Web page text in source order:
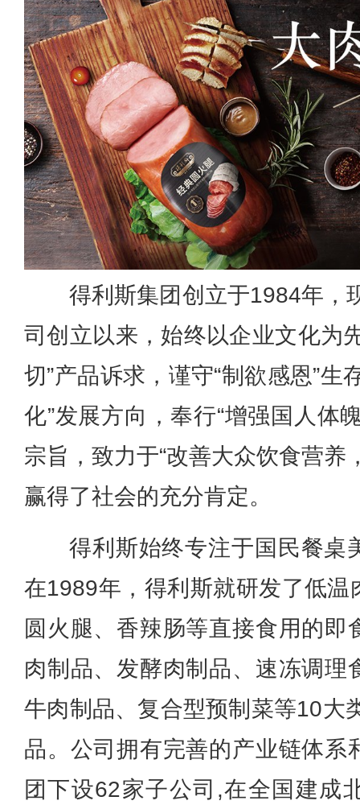
得利斯集团创立于1984年，
司创立以来，始终以企业文化为
切”产品诉求，谨守“制欲感恩”生
化”发展方向，奉行“增强国人体
宗旨，致力于“改善大众饮食营养
赢得了社会的充分肯定。
得利斯始终专注于国民餐桌
在1989年，得利斯就研发了低温
圆火腿、香辣肠等直接食用的即
肉制品、发酵肉制品、速冻调理
牛肉制品、复合型预制菜等10大
品。公司拥有完善的产业链体系
团下设62家子公司,在全国建成